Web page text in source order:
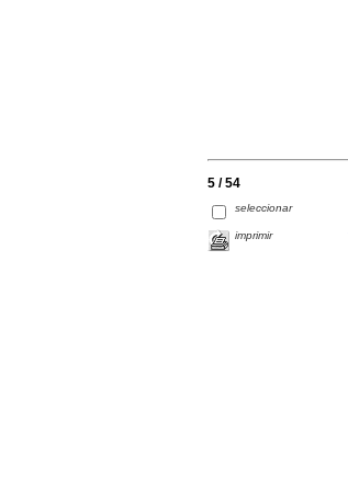
5 / 54
seleccionar
imprimir